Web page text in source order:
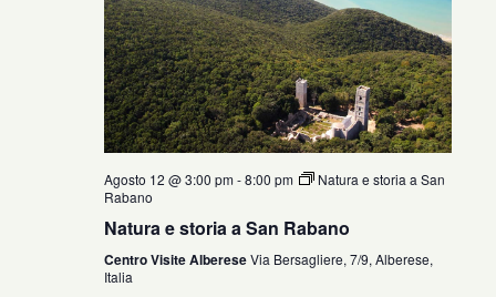
Agosto 12 @ 3:00 pm-8:00 pm
Natura e storia a San
Rabano
Natura e storia a San Rabano
Centro Visite AlbereseVia Bersagliere, 7/9, Alberese,
Italia